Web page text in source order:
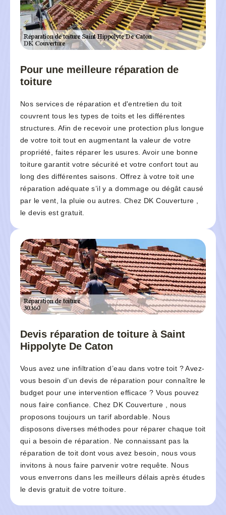
Pour une meilleure réparation de
toiture
Nos services de réparation et d'entretien du toit
couvrent tous les types de toits et les différentes
structures. Afin de recevoir une protection plus longue
de votre toit tout en augmentant la valeur de votre
propriété, faites réparer les usures. Avoir une bonne
toiture garantit votre sécurité et votre confort tout au
long des différentes saisons. Offrez à votre toit une
réparation adéquate s’il y a dommage ou dégât causé
par le vent, la pluie ou autres. Chez DK Couverture ,
le devis est gratuit.
Devis réparation de toiture à Saint
Hippolyte De Caton
Vous avez une infiltration d’eau dans votre toit ? Avez-
vous besoin d’un devis de réparation pour connaître le
budget pour une intervention efficace ? Vous pouvez
nous faire confiance. Chez DK Couverture , nous
proposons toujours un tarif abordable. Nous
disposons diverses méthodes pour réparer chaque toit
qui a besoin de réparation. Ne connaissant pas la
réparation de toit dont vous avez besoin, nous vous
invitons à nous faire parvenir votre requête. Nous
vous enverrons dans les meilleurs délais après études
le devis gratuit de votre toiture.